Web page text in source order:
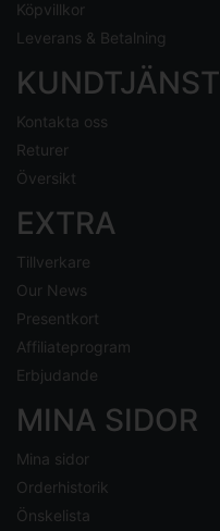
Köpvillkor
Leverans & Betalning
KUNDTJÄNST
Kontakta oss
Returer
Översikt
EXTRA
Tillverkare
Our News
Presentkort
Affiliateprogram
Erbjudande
MINA SIDOR
Mina sidor
Orderhistorik
Önskelista